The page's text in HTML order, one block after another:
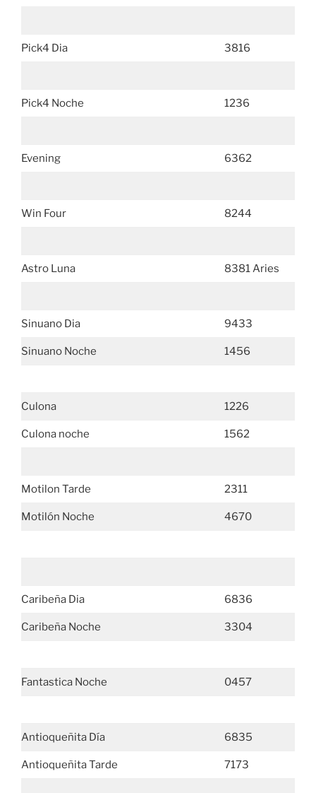
Pick4 Dia 3816
Pick4 Noche 1236
Evening 6362
Win Four 8244
Astro Luna 8381 Aries
Sinuano Dia 9433
Sinuano Noche 1456
Culona 1226
Culona noche 1562
Motilon Tarde 2311
Motilón Noche 4670
Caribeña Dia 6836
Caribeña Noche 3304
Fantastica Noche 0457
Antioqueñita Día 6835
Antioqueñita Tarde 7173